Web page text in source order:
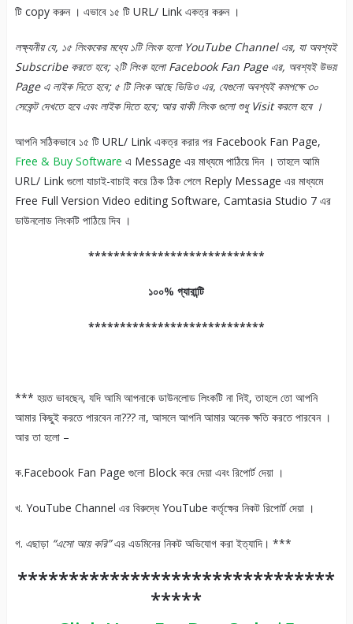
টি copy করুন । এভাবে ১৫ টি URL/ Link একত্র করুন ।
লক্ষ্যনীয় যে, ১৫ লিংককের মধ্যে ১টি লিংক হলো YouTube Channel এর, যা অবশ্যই
Subscribe করতে হবে; ২টি লিংক হলো Facebook Fan Page এর, অবশ্যই উভয়
Page এ লাইক দিতে হবে; ৫ টি লিংক আছে ভিডিও এর, যেগুলো অবশ্যই কমপক্ষে ৩০
সেকেন্ট দেখতে হবে এবং লাইক দিতে হবে; আর বাকী লিংক গুলো শুধু Visitকরলে হবে ।
আপনি সঠিকভাবে ১৫ টি URL/ Link একত্র করার পর Facebook Fan Page,
Free & Buy Software এ Message এর মাধ্যমে পাঠিয়ে দিন । তাহলে আমি
URL/ Link গুলো যাচাই-বাচাই করে ঠিক ঠিক পেলে Reply Message এর মাধ্যমে
Free Full Version Video editing Software, Camtasia Studio 7 এর
ডাউনলোড লিংকটি পাঠিয়ে দিব ।
****************************
১০০%গ্যারান্টি
****************************
*** হয়ত ভাবছেন, যদি আমি আপনাকে ডাউনলোড লিংকটি না দিই, তাহলে তো আপনি
আমার কিছুই করতে পারবেন না??? না, আসলে আপনি আমার অনেক ক্ষতি করতে পারবেন ।
আর তা হলো –
ক.Facebook Fan Page গুলো Block করে দেয়া এবং রিপোর্ট দেয়া ।
খ. YouTube Channel এর বিরুদ্ধে YouTube কর্তৃক্ষের নিকট রিপোর্ট দেয়া ।
গ. এছাড়া “এসো আয় করি”এর এডমিনের নিকট অভিযোগ করা ইত্যাদি। ***
*******************************
*****